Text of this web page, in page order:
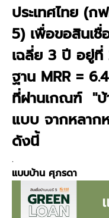
ประเทศไทย (ก
5) เพื่อขอสินเ
เฉลี่ย 3 ปี อยู่ที่
ฐาน MRR =
ที่ผ่านเกณฑ์ "บ้
แบบ จากหลาก
ดังนี้
.
แบบบ้าน ศุภรดา